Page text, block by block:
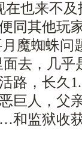
也来不
同其他玩
魔蜘蛛问
去，几乎
路，长久
巨人，父
监狱收